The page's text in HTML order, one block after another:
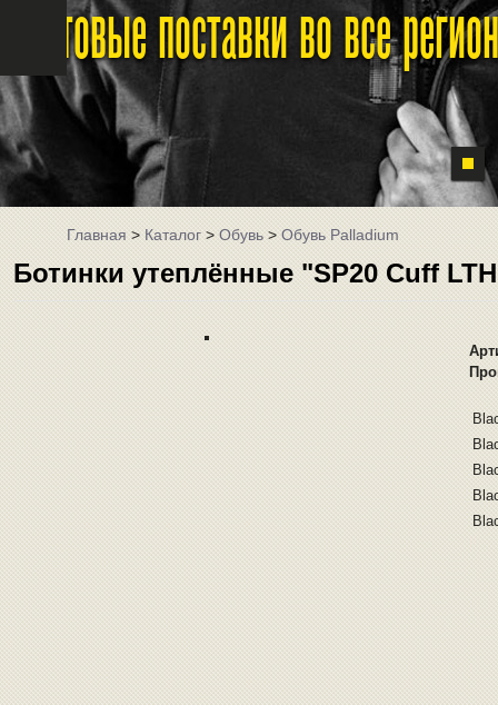
Оптовые поставки во все
Главная>Каталог>Обувь>Обувь Palladium
Ботинки утеплённые "SP20 Cuff